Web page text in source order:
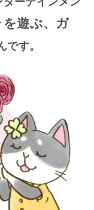
を遊ぶ、ガ
です。